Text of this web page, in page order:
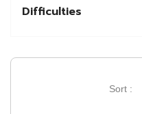
Difficulties
Sort :